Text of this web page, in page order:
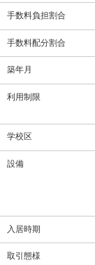
手数料負担割合
手数料配分割合
築年月
利用制限
学校区
設備
入居時期
取引態様